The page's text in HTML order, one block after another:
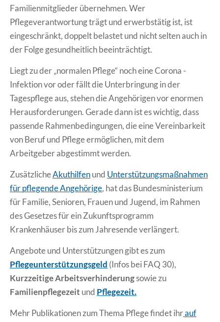
Familienmitglieder übernehmen. Wer
Pflegeverantwortung trägt und erwerbstätig ist, ist
eingeschränkt, doppelt belastet und nicht selten auch in
der Folge gesundheitlich beeinträchtigt.
Liegt zu der „normalen Pflege“ noch eine Corona -
Infektion vor oder fällt die Unterbringung in der
Tagespflege aus, stehen die Angehörigen vor enormen
Herausforderungen. Gerade dann ist es wichtig, dass
passende Rahmenbedingungen, die eine Vereinbarkeit
von Beruf und Pflege ermöglichen, mit dem
Arbeitgeber abgestimmt werden.
ZusätzlicheAkuthilfenund Unterstützungsmaßnahmen
für pflegende Angehörige, hat das Bundesministerium
für Familie, Senioren, Frauen und Jugend, im Rahmen
des Gesetzes für ein Zukunftsprogramm
Krankenhäuser bis zum Jahresende verlängert.
Angebote und Unterstützungen gibt es zum
Pflegeunterstützungsgeld (Infos bei FAQ 30),
Kurzzeitige Arbeitsverhinderungsowie zu
Familienpflegezeit und Pflegezeit.
Mehr Publikationen zum Thema Pflege findet ihrauf